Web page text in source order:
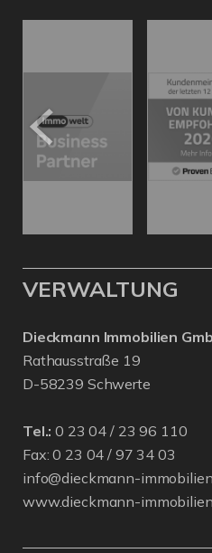
VERWALTUNG
Dieckmann Immobilien
Rathausstraße 19
D-58239 Schwerte
Tel.: 0 23 04 / 23 96 110
Fax: 0 23 04 / 97 34 03
info@dieckmann-
www.dieckmann-